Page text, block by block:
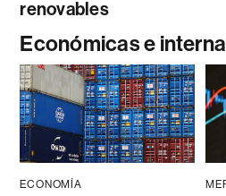
renovables
Económicas e
ECONOMÍA